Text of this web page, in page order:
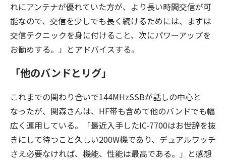
れにアンテナが優れていた方が、より長い時間交信が可
能なので、交信を少しでも長く続けるためには、まずは
交信テクニックを身に付けること、次にパワーアップを
お勧めする。」とアドバイスする。
「他のバンドとリグ」
これまでの関わり合いで144MHzSSBが話しの中心と
なったが、関森さんは、HF帯も含めて他のバンドでも幅
広く運用している。「最近入手したIC-7700はお世辞を抜
きにして待つこと久しい200W機であり、デュアルワッチ
さえ必要なければ、機能、性能は最高である。」と感想